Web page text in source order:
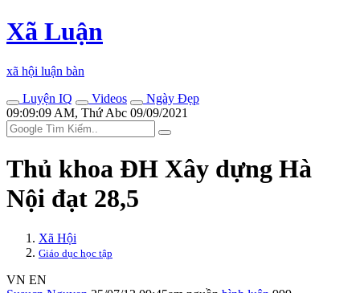
Xã Luận
xã hội luận bàn
Luyện IQ
Videos
Ngày Đẹp
09:09:09 AM, Thứ Abc 09/09/2021
Thủ khoa ĐH Xây dựng Hà
Nội đạt 28,5
Xã Hội
Giáo dục học tập
VN EN